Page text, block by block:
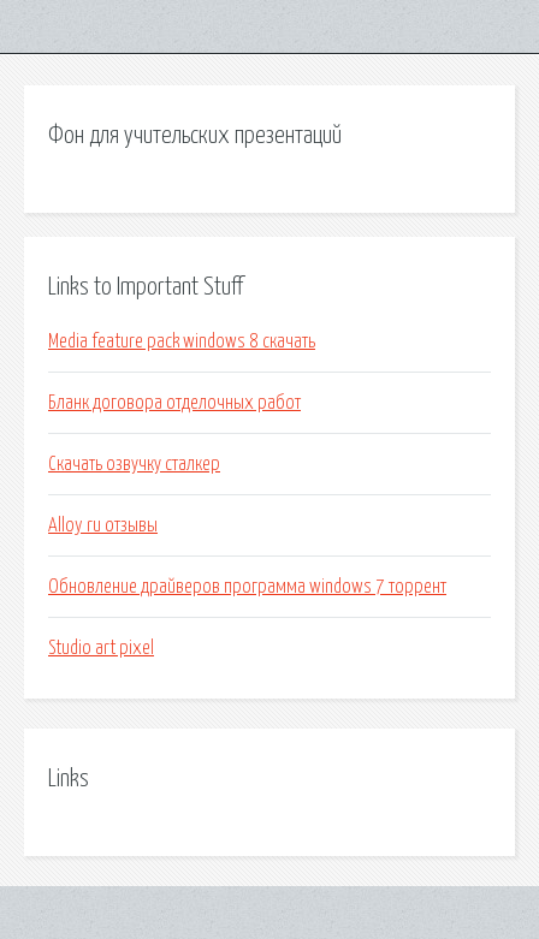
Фон для учительских презентаций
Links to Important Stuff
Media feature pack windows 8 скачать
Бланк договора отделочных работ
Скачать озвучку сталкер
Alloy ru отзывы
Обновление драйверов программа windows 7 торрент
Studio art pixel
Links